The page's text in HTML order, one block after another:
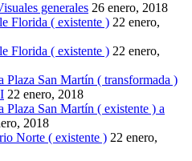
generales 26 enero, 2018
Florida ( existente ) 22 enero,
Florida ( existente ) 22 enero,
Plaza San Martín ( transformada )
22 enero, 2018
Plaza San Martín ( existente ) a
2018
Norte ( existente ) 22 enero,